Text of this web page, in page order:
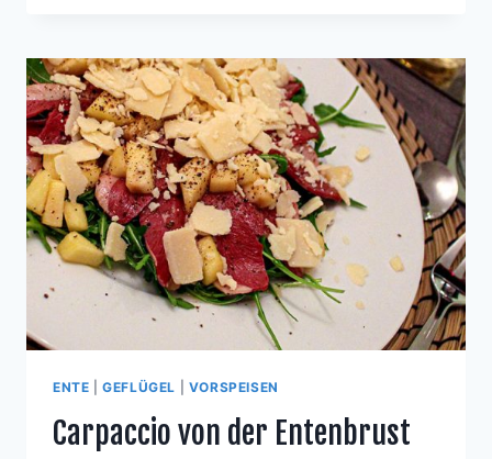
POMMES
DUCHESSE
ENTE |GEFLÜGEL VORSPEISEN
Carpaccio von der Entenbrust